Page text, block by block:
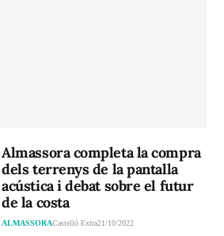
Almassora completa la compra
dels terrenys de la pantalla
acústica i debat sobre el futur
de la costa
ALMASSORACastelló Extra21/10/2022